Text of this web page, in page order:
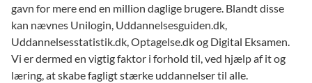
gavn for mere end en million daglige brugere. Blandt disse
kan nævnes Unilogin, Uddannelsesguiden.dk,
Uddannelsesstatistik.dk, Optagelse.dk og Digital Eksamen.
Vi er dermed en vigtig faktor i forhold til, ved hjælp af it og
læring, at skabe fagligt stærke uddannelser til alle.